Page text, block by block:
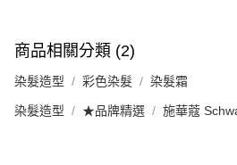
商品相關分類 (2)
染髮造型 彩色染髮 染髮霜
染髮造型 ★品牌精選 施華蔻